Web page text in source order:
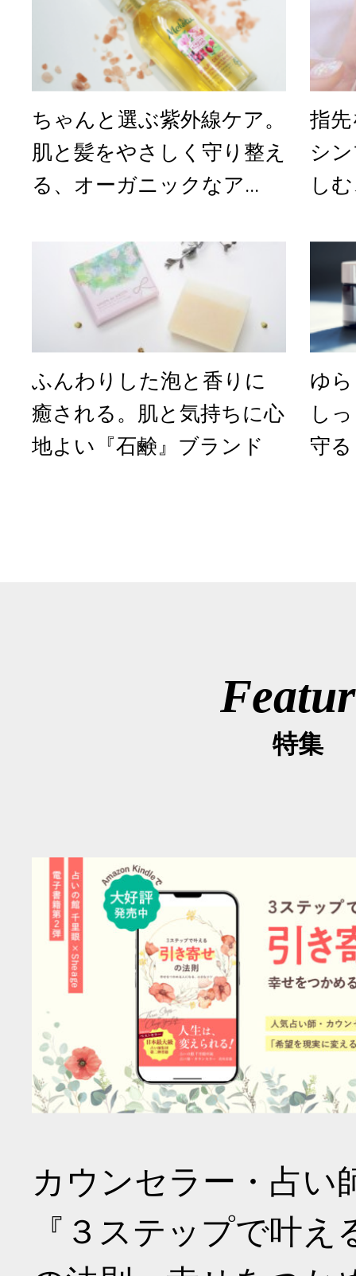
ちゃんと選ぶ紫外線ケア。
肌と髪をやさしく守り整え
る、オーガニックなア...
指
シ
し
ふんわりした泡と香りに
癒される。肌と気持ちに心
地よい『石鹸』ブランド
ゆ
し
守
特集
カウンセラー・占い
『３ステップで叶